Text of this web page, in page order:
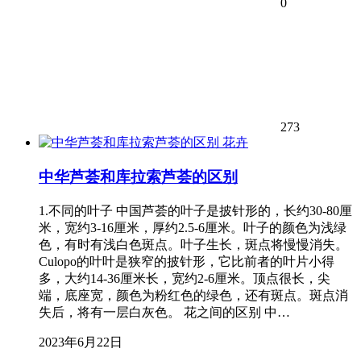
0
273
花卉
中华芦荟和库拉索芦荟的区别
1.不同的叶子 中国芦荟的叶子是披针形的，长约30-80厘
米，宽约3-16厘米，厚约2.5-6厘米。叶子的颜色为浅绿
色，有时有浅白色斑点。叶子生长，斑点将慢慢消失。
Culopo的叶叶是狭窄的披针形，它比前者的叶片小得
多，大约14-36厘米长，宽约2-6厘米。顶点很长，尖
端，底座宽，颜色为粉红色的绿色，还有斑点。斑点消
失后，将有一层白灰色。 花之间的区别 中…
2023年6月22日